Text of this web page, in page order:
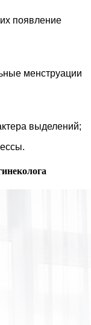
появление
менструации
выделений;